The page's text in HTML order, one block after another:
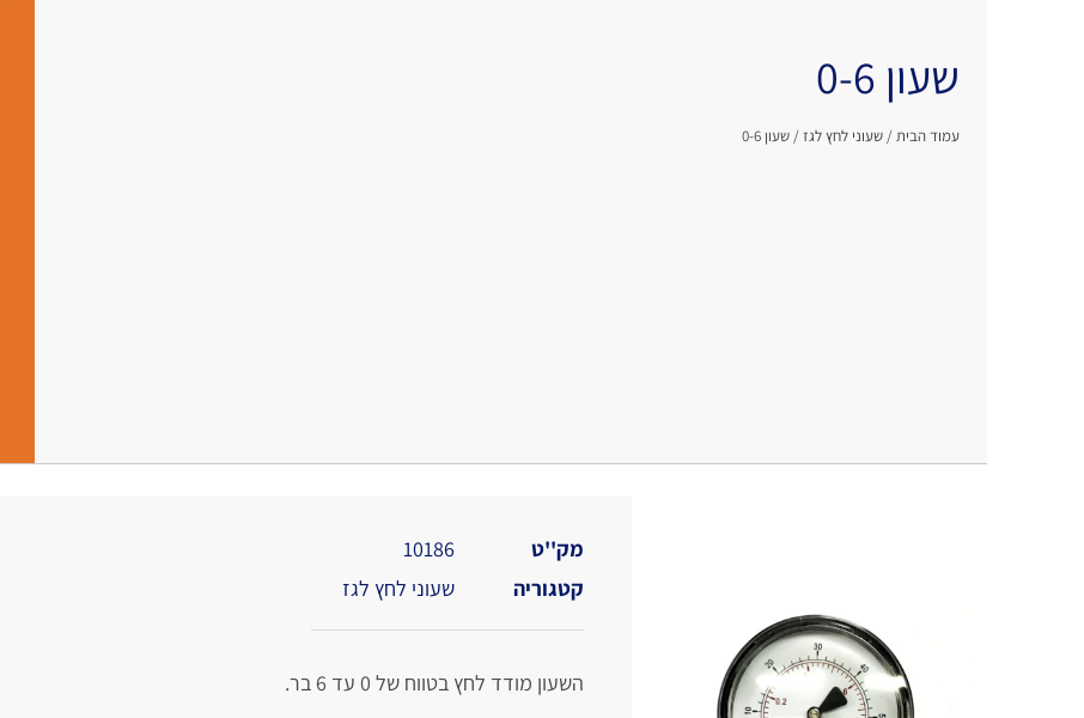
שעון 0-6
עמוד הבית/שעוני לחץ לגז/ שעון 0-6
מק''ט
10186
קטגוריה
שעוני לחץ לגז
השעון מודד לחץ בטווח של 0 עד 6 בר.